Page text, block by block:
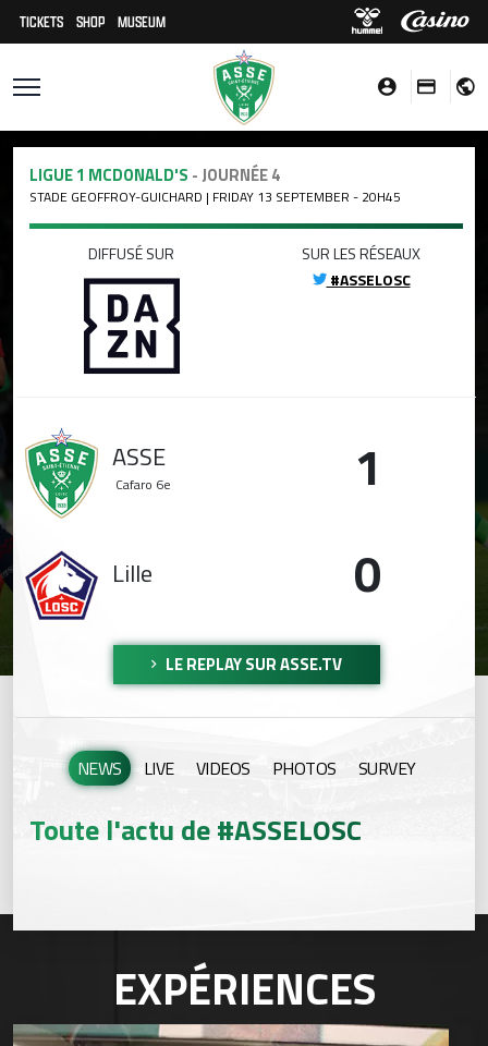
TICKETS SHOP MUSEUM
LIGUE 1 MCDONALD'S - JOURNÉE 4
STADE GEOFFROY-GUICHARD | FRIDAY 13 SEPTEMBER - 20H45
DIFFUSÉ SUR
SUR LES RÉSEAUX
#ASSELOSC
ASSE
Cafaro 6e 1
Lille 0
LE REPLAY SUR ASSE.TV
NEWS LIVE VIDEOS PHOTOS SURVEY
Toute l'actu de #ASSELOSC
EXPÉRIENCES